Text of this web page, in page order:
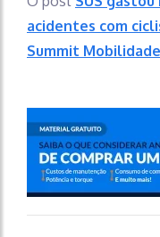
acidentes com
Summit Mobilidade